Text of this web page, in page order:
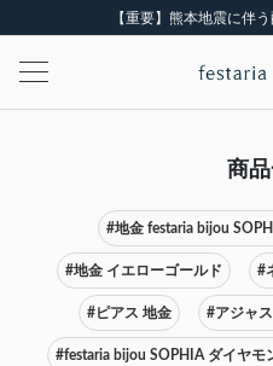
【重要】熊本地震に伴
商
#地金 festaria bijou
#地金 イエローゴールド #
#ピアス 地金 #アジャ
#festaria bijou SOPHIA ダイヤモ